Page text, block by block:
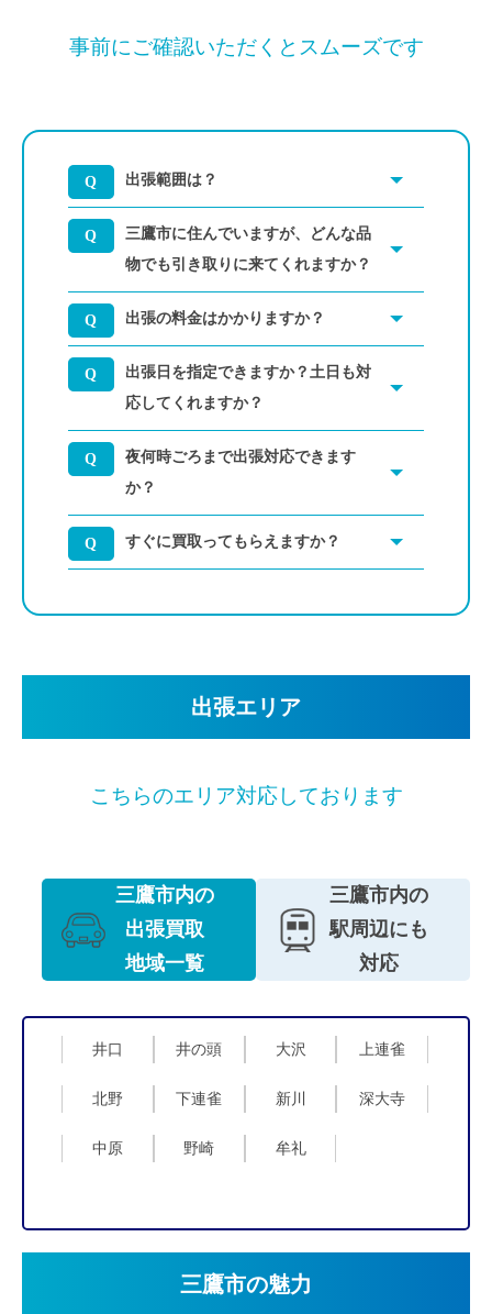
事前にご確認いただくとスムーズです
出張範囲は？
三鷹市に住んでいますが、どんな品
物でも引き取りに来てくれますか？
出張の料金はかかりますか？
出張日を指定できますか？土日も対
応してくれますか？
夜何時ごろまで出張対応できます
か？
すぐに買取ってもらえますか？
出張エリア
こちらのエリア対応しております
三鷹市内の
出張買取
地域一覧
三鷹市内の
駅周辺にも
対応
井口 井の頭 大沢 上連雀
北野 下連雀 新川 深大寺
中原 野崎 牟礼
三鷹市の魅力